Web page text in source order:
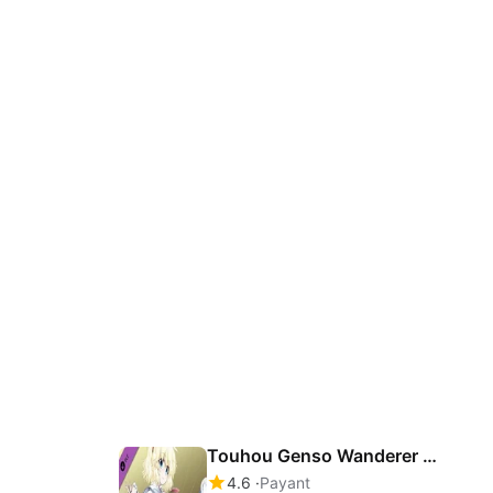
Touhou Genso Wanderer Reloaded: Alice Margatroid
4.6 Payant